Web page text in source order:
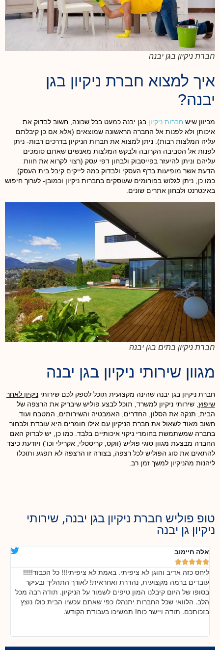
חברת ניקיון בגן יבנה
איך למצוא חברת ניקיון בגן
יבנה?
מכיוון שיש חברות ניקיון בגן יבנה כמעט בכל שכונה, חשוב לבדוק את
איכותן ולא לפנות אל החברה הראשונה שמוצאים (אלא אם כן קיבלתם
עליה המלצות רבות). ניתן למצוא את חברות הניקיון בדרכים רבות- ניתן
לפנות אל הסביבה הקרובה ולבקש המלצות מאנשים שאתם סומכים
עליהם וניתן להיעזר בפייסבוק ולבחון דפי עסק (רצוי לקרוא את חוות
הדעת אשר מופיעות בדף העסקי ולבדוק כמה לייקים קיבל בית העסק).
כמו כן, ניתן לגלוש בפורומים שעוסקים בחברות ניקיון וכמובן- לערוך חיפוש
באינטרנט ולבחון אתרים שונים.
חברת ניקיון בתים בגן יבנה
מגוון שירותי ניקיון בגן יבנה
חברת ניקיון בגן יבנה שהינה מקצועית תוכל לספק לכם שירותי ניקיון לאחר
שיפוץ, שירותי ניקיון למשרד, תוכל לבצע פוליש שיבריק את הרצפה של
הבית, תנקה את הסלון, החדרים, האמבטיה והשירותים, המטבח ועוד.
חשוב מאוד לשאול את חברת הניקיון עם אילו חומרים היא עובדת ולבחור
בחברה שמשתמשת בחומרי ניקוי איכותיים בלבד. כמו כן, יש לבדוק האם
החברה מבצעת מגוון סוגי פוליש (ווקס, קריסטלי, אקרילי וכו') ויודעת כיצד
להתאים את סוג הפוליש לכל רצפה, בצורה זו הרצפה לא תפגע ותוכלו
ליהנות מהניקיון למשך זמן רב.
טופ פוליש חברת ניקיון בגן יבנה, שירותי
ניקיון גן יבנה
אלה חיימוב





ליחס כזה אדיב והוגן לא ציפיתי. באמת לא ציפיתי!!! כל הכבוד!!!!!
עובדים ברמה מקצועית, נהדרת ואחראית! לאורך התהליך ובעיקר
בסופו של היום קיבלנו המון טיפים לשמור על הניקיון. תודה רבה מכל
הלב. הלוואי שכל החברות יתנהלו כפי שאתם עכשיו הבית כולו נוצץ
בזכותכם. תודה ויישר כוח! תמשיכו בעבודת הקודש.